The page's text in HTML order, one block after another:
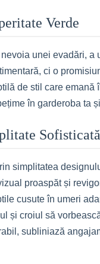
Verde
unei evadări,
ci o
de stil care
în garderoba ta
Sofisticată
simplitatea
proaspăt și
cusute în umeri
și croiul să
subliniază